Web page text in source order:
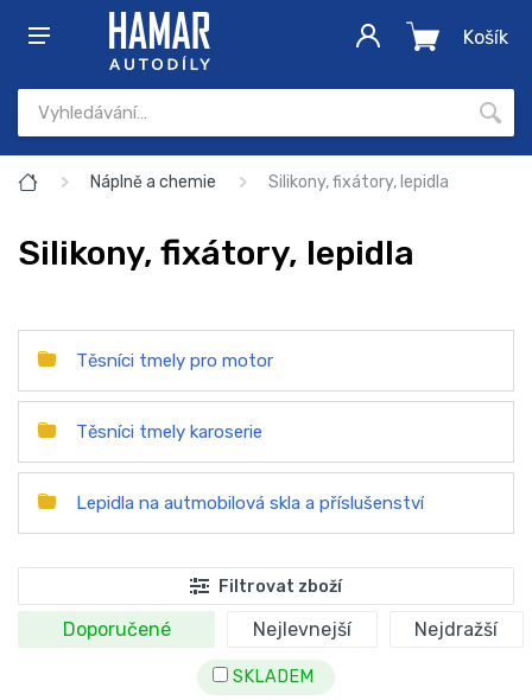
Košík
Náplně a chemie Silikony, fixátory, lepidla
Silikony, fixátory, lepidla
Těsníci tmely pro motor
Těsníci tmely karoserie
Lepidla na autmobilová skla a příslušenství
Filtrovat zboží
Doporučené Nejlevnejší Nejdražší
SKLADEM